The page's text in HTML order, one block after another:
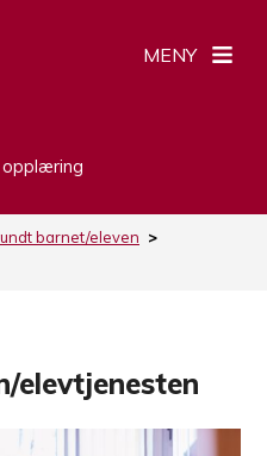
opplæring
MENY
barnet/eleven >
elevtjenesten